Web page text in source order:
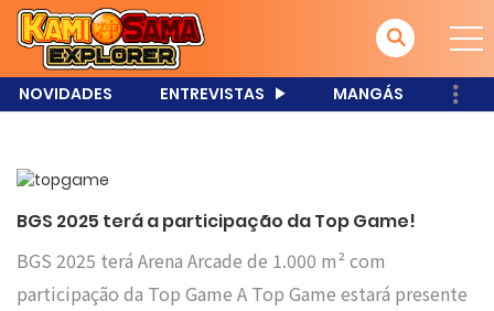
NOVIDADES ENTREVISTAS MANGÁS
BGS 2025 terá a participação da Top Game!
BGS 2025 terá Arena Arcade de 1.000 m² com
participação da Top Game A Top Game estará presente